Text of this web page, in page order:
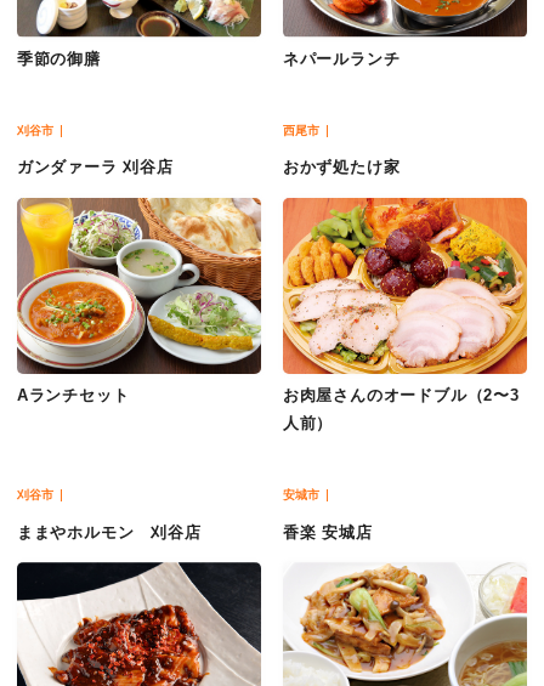
季節の御膳 ネパールランチ
刈谷市
ガンダァーラ 刈谷店
Aランチセット
西尾市
おかず処たけ家
お肉屋さんのオードブル（2〜3
人前）
刈谷市
ままやホルモン 刈谷店
安城市
香楽 安城店